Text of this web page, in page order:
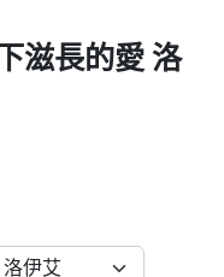
滋長的愛 洛